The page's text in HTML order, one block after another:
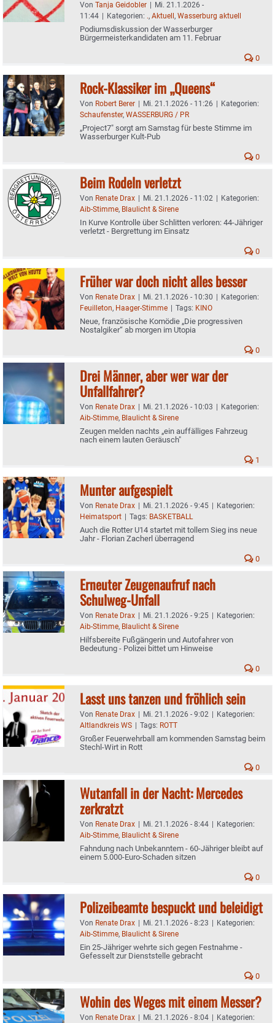
Von Tanja Geidobler | Mi. 21.1.2026 -
11:44 | Kategorien: ., Aktuell, Wasserburg aktuell
Podiumsdiskussion der Wasserburger
Bürgermeisterkandidaten am 11. Februar
0
Rock-Klassiker im „Queens“
Von Robert Berer | Mi. 21.1.2026 - 11:26 | Kategorien:
Schaufenster, WASSERBURG / PR
„Project7" sorgt am Samstag für beste Stimme im
Wasserburger Kult-Pub
0
Beim Rodeln verletzt
Von Renate Drax | Mi. 21.1.2026 - 11:02 | Kategorien:
Aib-Stimme, Blaulicht & Sirene
In Kurve Kontrolle über Schlitten verloren: 44-Jähriger
verletzt - Bergrettung im Einsatz
0
Früher war doch nicht alles besser
Von Renate Drax | Mi. 21.1.2026 - 10:30 | Kategorien:
Feuilleton, Haager-Stimme | Tags: KINO
Neue, französische Komödie „Die progressiven
Nostalgiker“ ab morgen im Utopia
0
Drei Männer, aber wer war der
Unfallfahrer?
Von Renate Drax | Mi. 21.1.2026 - 10:03 | Kategorien:
Aib-Stimme, Blaulicht & Sirene
Zeugen melden nachts „ein auffälliges Fahrzeug
nach einem lauten Geräusch"
1
Munter aufgespielt
Von Renate Drax | Mi. 21.1.2026 - 9:45 | Kategorien:
Heimatsport | Tags: BASKETBALL
Auch die Rotter U14 startet mit tollem Sieg ins neue
Jahr - Florian Zacherl überragend
0
Erneuter Zeugenaufruf nach
Schulweg-Unfall
Von Renate Drax | Mi. 21.1.2026 - 9:25 | Kategorien:
Aib-Stimme, Blaulicht & Sirene
Hilfsbereite Fußgängerin und Autofahrer von
Bedeutung - Polizei bittet um Hinweise
0
Lasst uns tanzen und fröhlich sein
Von Renate Drax | Mi. 21.1.2026 - 9:02 | Kategorien:
Altlandkreis WS | Tags: ROTT
Großer Feuerwehrball am kommenden Samstag beim
Stechl-Wirt in Rott
0
Wutanfall in der Nacht: Mercedes
zerkratzt
Von Renate Drax | Mi. 21.1.2026 - 8:44 | Kategorien:
Aib-Stimme, Blaulicht & Sirene
Fahndung nach Unbekanntem - 60-Jähriger bleibt auf
einem 5.000-Euro-Schaden sitzen
0
Polizeibeamte bespuckt und beleidigt
Von Renate Drax | Mi. 21.1.2026 - 8:23 | Kategorien:
Aib-Stimme, Blaulicht & Sirene
Ein 25-Jähriger wehrte sich gegen Festnahme -
Gefesselt zur Dienststelle gebracht
0
Wohin des Weges mit einem Messer?
Von Renate Drax | Mi. 21.1.2026 - 8:04 | Kategorien: